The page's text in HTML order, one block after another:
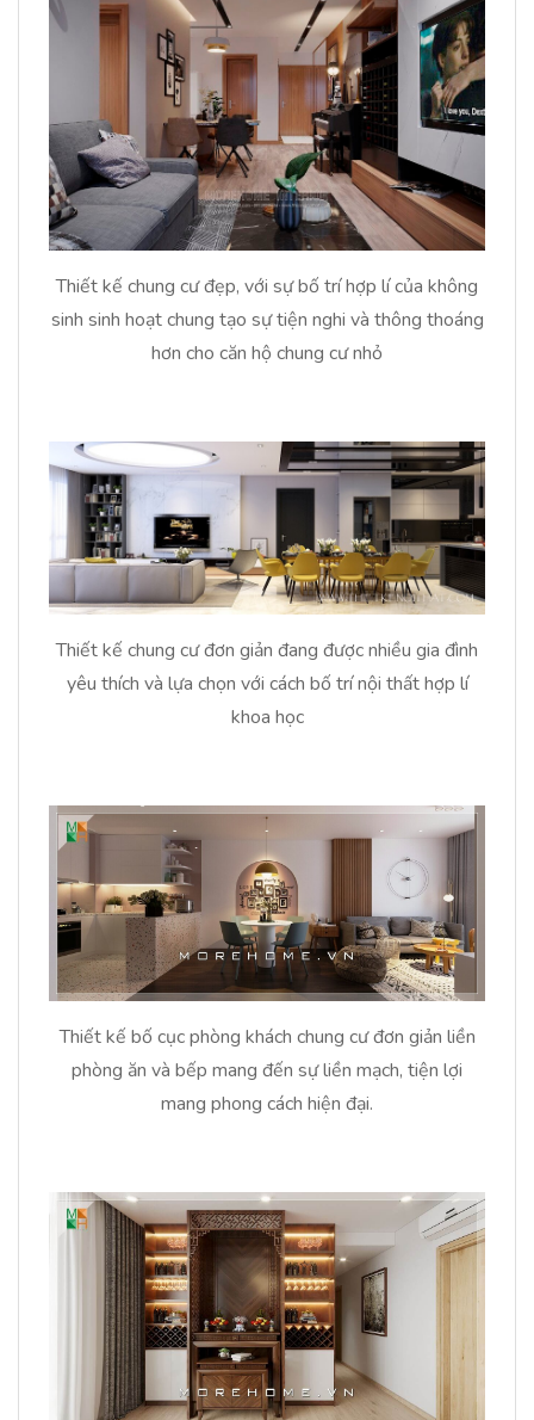
Thiết kế chung cư đẹp, với sự bố trí hợp lí của không
sinh sinh hoạt chung tạo sự tiện nghi và thông thoáng
hơn cho căn hộ chung cư nhỏ
Thiết kế chung cư đơn giản đang được nhiều gia đình
yêu thích và lựa chọn với cách bố trí nội thất hợp lí
khoa học
Thiết kế bố cục phòng khách chung cư đơn giản liền
phòng ăn và bếp mang đến sự liền mạch, tiện lợi
mang phong cách hiện đại.